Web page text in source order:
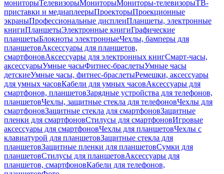
мониторыТелевизорыМониторыМониторы-телевизорыТВ-
приставки и медиаплеерыПроекторыПроекционные
экраныПрофессиональные дисплеиПланшеты, электронные
книгиПланшетыЭлектронные книгиГрафические
планшетыБлокноты электронныеЧехлы, бамперы для
планшетовАксессуары для планшетов,
смартфоновАксессуары для электронных книгСмарт-часы,
аксессуарыУмные часыФитнес-браслетыУмные часы
детскиеУмные часы, фитнес-браслетыРемешки, аксессуары
для умных часовКабели для умных часовАксессуары для
смартфонов, планшетовЗарядные устройства для телефонов,
планшетовЧехлы, защитные стекла для телефоновЧехлы для
смартфоновЗащитные стекла для смартфоновЗащитные
пленки для смартфоновСтилусы для смартфоновИгровые
аксессуары для смартфоновЧехлы для планшетовЧехлы с
клавиатурой для планшетовЗащитные стекла для
планшетовЗащитные пленки для планшетовСумки для
планшетовСтилусы для планшетовАксессуары для
планшетов, смартфоновКабели для телефонов,